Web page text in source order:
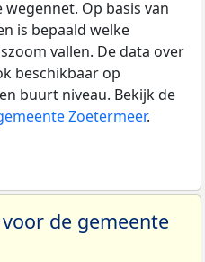
Op basis van
is bepaald welke
vallen. De data over
beschikbaar op
buurt niveau. Bekijk de
Zoetermeer.
de gemeente